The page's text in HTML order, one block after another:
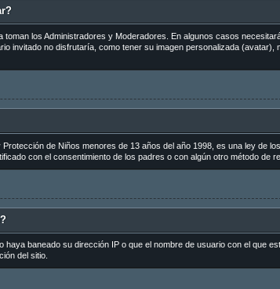
toman los Administradores y Moderadores. En algunos casos
invitado no disfrutaría, como tener su imagen personalizada
de Niños menores de 13 años del año 1998, es una ley de
con el consentimiento de los padres o con algún otro método de
haya baneado su dirección IP o que el nombre de usuario con el que
del sitio.